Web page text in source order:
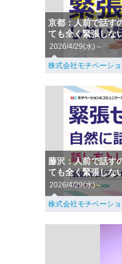
京都：人前で話す
ても全く緊張しな
2026/4/29(水)～
株式会社モチベーシ
藤沢：人前で話す
ても全く緊張しな
2026/4/29(水)～
株式会社モチベーシ